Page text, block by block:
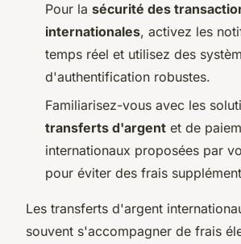
Pour la sécurité des
internationales, activez les
temps réel et utilisez des
d'authentification robustes.
Familiarisez-vous avec les
transferts d'argent et de
internationaux proposées par
pour éviter des frais
Les transferts d'argent
souvent s'accompagner de frais